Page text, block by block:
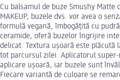
Cu balsamul de buze Smushy Matte
MAKEUP, buzele dvs. vor avea o
formulă vegană, îmbogățită cu
ceramide, oferă buzelor îngrijire
delicat. Textura ușoară este plăcută
tot parcursul zilei. Aplicatorul
aplicare ușoară, iar buzele sunt
Fiecare variantă de culoare se